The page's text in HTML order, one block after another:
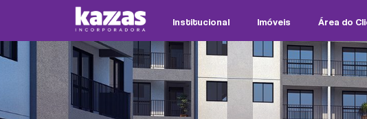
Institucional Imóveis Área do